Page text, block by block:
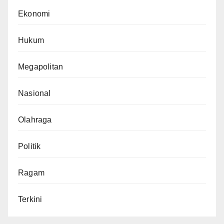
Ekonomi
Hukum
Megapolitan
Nasional
Olahraga
Politik
Ragam
Terkini